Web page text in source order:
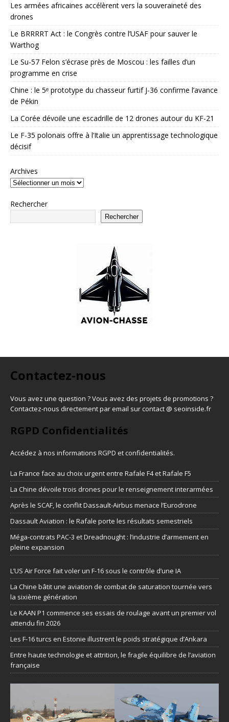
Les armées africaines accélèrent vers la souveraineté des
drones
Le BRRRRT Act : le Congrès contre l’USAF pour sauver le
Warthog
Le Su-57 Felon s’écrase près de Moscou : les failles d’un
programme en crise
Chine : le 5ᵉ prototype du chasseur furtif J-36 confirme l’avance
de Pékin
La Corée dévoile une escadrille de 12 drones autour du KF-21
Le F-35 polonais offre à l’Italie un apprentissage technologique
décisif
Archives
Rechercher
Rechercher
Contactez-nous
Vous avez une question ? Vous avez des projets de promotions ?
Contactez-nous directement par email sur contact @ seoinside.fr
RGPD Confidentialités
Accédez à nos informations RGPD et confidentialités.
La France face au choix urgent entre Rafale F4 et Rafale F5
La Chine dévoile trois drones pour le renseignement interarmées
Après le SCAF, le conflit Dassault-Airbus menace l’Eurodrone
Dassault Aviation : le Rafale porte les résultats semestriels
Méga-contrats PAC-3 et Dreadnought : l’industrie d’armement en
pleine expansion
L’US Air Force fait voler un F-16 sous le contrôle d’une IA
La Chine bâtit une aviation de combat de saturation tournée vers
la sixième génération
Le KAAN P1 commence ses essais de roulage avant un premier vol
attendu fin 2026
Les F-16 turcs en Estonie illustrent le poids stratégique d’Ankara
Entre haute technologie et attrition, le fragile équilibre de l’aviation
française